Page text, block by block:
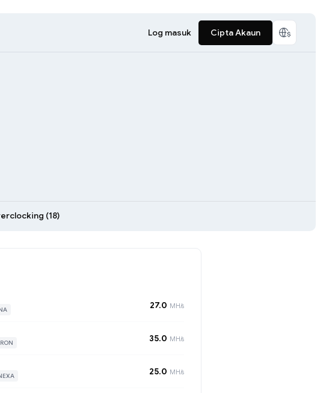
Log masuk Cipta Akaun
(18)
27.0 MH/s
35.0 MH/s
25.0 MH/s